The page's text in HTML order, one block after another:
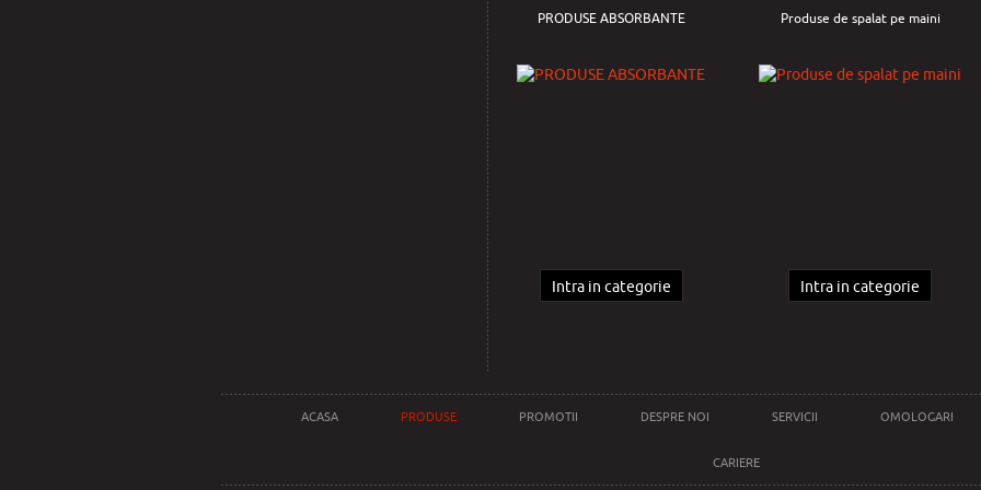
PRODUSE ABSORBANTE
Intra in categorie
Produse de spalat pe maini
Intra in categorie
ACASA PRODUSE PROMOTII DESPRE NOI SERVICII OMOLOGARI
CARIERE